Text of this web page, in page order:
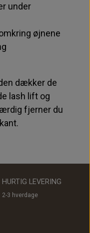
under
øjnene
dækker de
lash lift og
fjerner du
HURTIG LEVERING
2-3 hverdage